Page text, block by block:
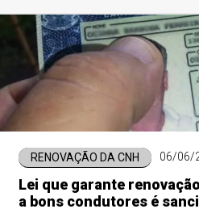
RENOVAÇÃO DA CNH 06/06/
Lei que garante
a bons condutores é